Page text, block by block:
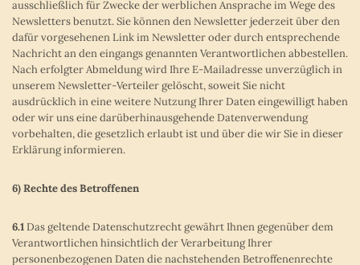
ausschließlich für Zwecke der werblichen Ansprache im Wege des
Newsletters benutzt. Sie können den Newsletter jederzeit über den
dafür vorgesehenen Link im Newsletter oder durch entsprechende
Nachricht an den eingangs genannten Verantwortlichen abbestellen.
Nach erfolgter Abmeldung wird Ihre E-Mailadresse unverzüglich in
unserem Newsletter-Verteiler gelöscht, soweit Sie nicht
ausdrücklich in eine weitere Nutzung Ihrer Daten eingewilligt haben
oder wir uns eine darüberhinausgehende Datenverwendung
vorbehalten, die gesetzlich erlaubt ist und über die wir Sie in dieser
Erklärung informieren.
6) Rechte des Betroffenen
6.1Das geltende Datenschutzrecht gewährt Ihnen gegenüber dem
Verantwortlichen hinsichtlich der Verarbeitung Ihrer
personenbezogenen Daten die nachstehenden Betroffenenrechte